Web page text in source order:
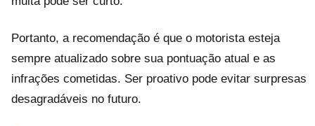
Portanto, a recomendação é que o motorista esteja
sempre atualizado sobre sua pontuação atual e as
infrações cometidas. Ser proativo pode evitar surpresas
desagradáveis no futuro.